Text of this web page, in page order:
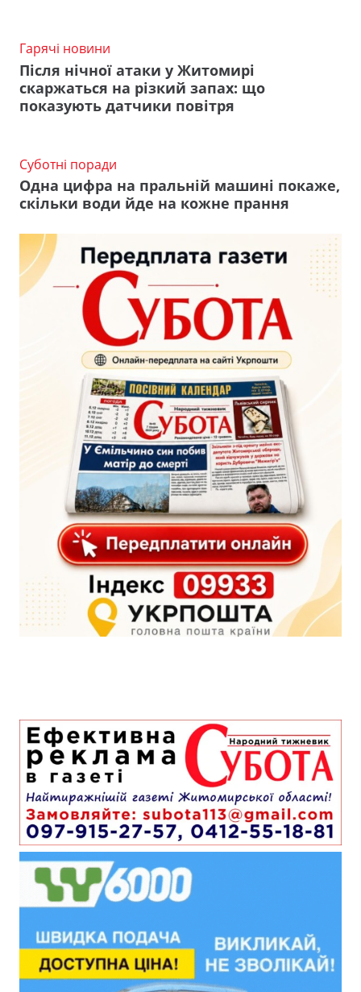
Гарячі новини
Після нічної атаки у Житомирі
скаржаться на різкий запах: що
показують датчики повітря
Суботні поради
Одна цифра на пральній машині покаже,
скільки води йде на кожне прання